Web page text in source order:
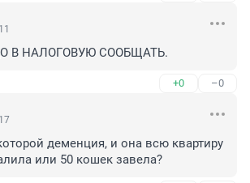
В НАЛОГОВУЮ СООБЩАТЬ.
+0 –0
деменция, и она всю квартиру
или 50 кошек завела?